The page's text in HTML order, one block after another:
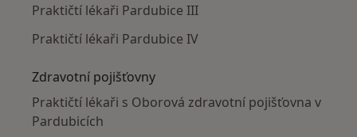
Praktičtí lékaři Pardubice III
Praktičtí lékaři Pardubice IV
Zdravotní pojišťovny
Praktičtí lékaři s Oborová zdravotní pojišťovna v
Pardubicích